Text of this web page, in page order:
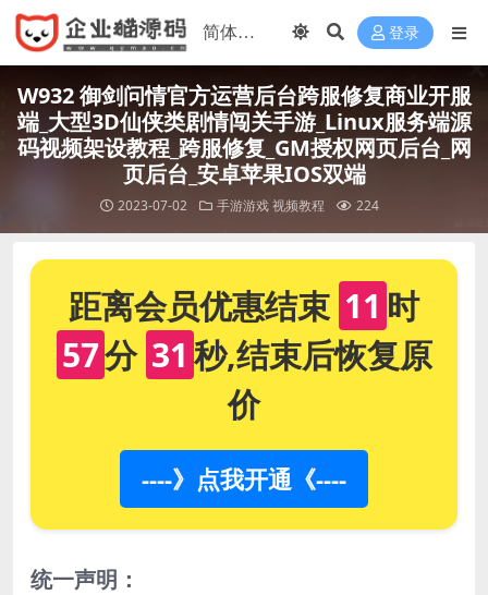
登录
W932 御剑问情官方运营后台跨服修复商业开服
端_大型3D仙侠类剧情闯关手游_Linux服务端源
码视频架设教程_跨服修复_GM授权网页后台_网
页后台_安卓苹果IOS双端
2023-07-02 手游游戏视频教程 224
距离会员优惠结束 11 时
57分 31 秒,结束后恢复原
价
----》点我开通《----
统一声明：